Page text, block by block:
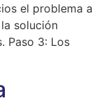
el problema a
solución
Paso 3: Los